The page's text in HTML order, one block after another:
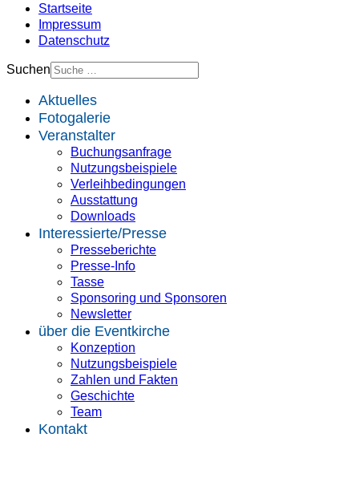
Startseite
Impressum
Datenschutz
Suchen
Aktuelles
Fotogalerie
Veranstalter
Buchungsanfrage
Nutzungsbeispiele
Verleihbedingungen
Ausstattung
Downloads
Interessierte/Presse
Presseberichte
Presse-Info
Tasse
Sponsoring und Sponsoren
Newsletter
über die Eventkirche
Konzeption
Nutzungsbeispiele
Zahlen und Fakten
Geschichte
Team
Kontakt